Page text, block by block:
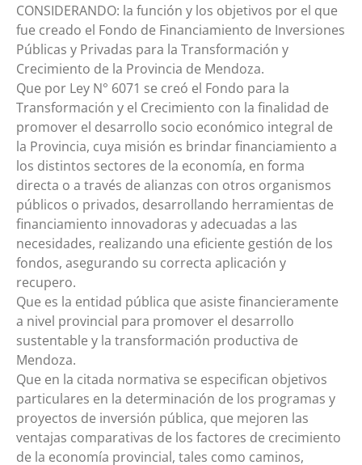
CONSIDERANDO: la función y los objetivos por el que
fue creado el Fondo de Financiamiento de Inversiones
Públicas y Privadas para la Transformación y
Crecimiento de la Provincia de Mendoza.
Que por Ley N° 6071 se creó el Fondo para la
Transformación y el Crecimiento con la finalidad de
promover el desarrollo socio económico integral de
la Provincia, cuya misión es brindar financiamiento a
los distintos sectores de la economía, en forma
directa o a través de alianzas con otros organismos
públicos o privados, desarrollando herramientas de
financiamiento innovadoras y adecuadas a las
necesidades, realizando una eficiente gestión de los
fondos, asegurando su correcta aplicación y
recupero.
Que es la entidad pública que asiste financieramente
a nivel provincial para promover el desarrollo
sustentable y la transformación productiva de
Mendoza.
Que en la citada normativa se especifican objetivos
particulares en la determinación de los programas y
proyectos de inversión pública, que mejoren las
ventajas comparativas de los factores de crecimiento
de la economía provincial, tales como caminos,